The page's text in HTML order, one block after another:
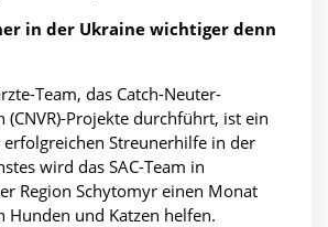
in der Ukraine wichtiger denn
Team, das Catch-Neuter-
(CNVR)-Projekte durchführt, ist ein
Streunerhilfe in der
wird das SAC-Team in
Region Schytomyr einen Monat
Hunden und Katzen helfen.